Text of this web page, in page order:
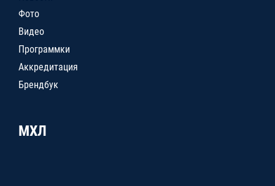
Фото
Видео
Программки
Аккредитация
Брендбук
МХЛ